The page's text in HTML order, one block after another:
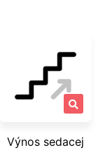
Výnos sedacej